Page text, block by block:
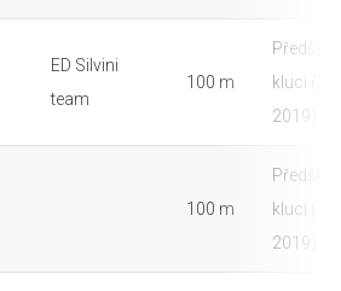
ED Silvini
team
100 m
kluci
2019)
100 m
kluci
2019)